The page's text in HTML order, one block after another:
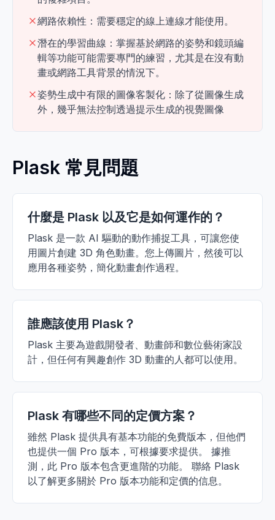
網路依賴性：需要穩定的線上連線才能使用。
潛在的學習曲線：掌握基於網路的姿勢和鏡頭編
輯等功能可能需要專門的練習，尤其是在沒有動
畫或網路工具背景的情況下。
姿勢生成中有限的圖像客製化：除了從圖像生成
外，幾乎無法控制透過提示生成的視覺圖像
Plask 常見問題
什麼是 Plask 以及它是如何運作的？
Plask 是一款 AI 驅動的動作捕捉工具，可讓您使
用圖片創建 3D 角色動畫。您上傳圖片，然後可以
應用各種姿勢，簡化動畫創作過程。
誰應該使用 Plask？
Plask 主要為遊戲開發者、動畫師和數位藝術家設
計，但任何有興趣創作 3D 動畫的人都可以使用。
Plask 有哪些不同的定價方案？
雖然 Plask 提供具有基本功能的免費版本，但他們
也提供一個 Pro 版本，可根據要求提供。 據推
測，此 Pro 版本包含更進階的功能。 聯絡 Plask
以了解更多關於 Pro 版本功能和定價的信息。